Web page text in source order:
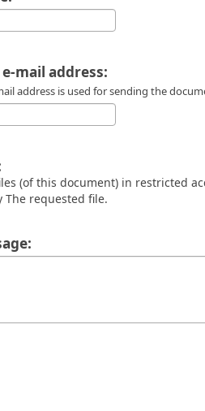
mail address:
address is used for sending the
(of this document) in restricted
The requested file.